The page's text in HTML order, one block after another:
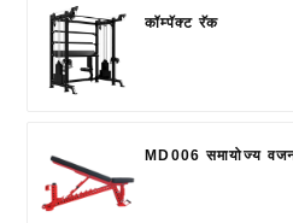
कॉम्पॅक्ट रॅक
MD006 समायोज्य